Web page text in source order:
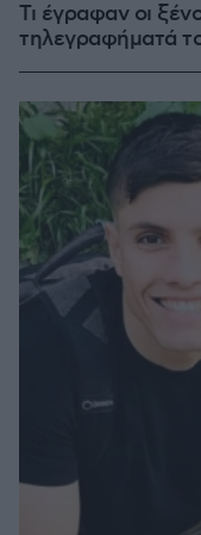
Τι έγραφαν οι
τηλεγραφήματά